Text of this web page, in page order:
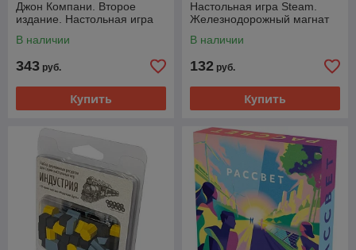
Джон Компани. Второе
издание. Настольная игра
В наличии
343 руб.
Купить
Настольная игра Steam.
Железнодорожный магнат
В наличии
132 руб.
Купить